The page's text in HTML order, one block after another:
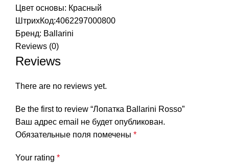
Цвет основы: Красный
ШтрихКод:4062297000800
Бренд: Ballarini
Reviews (0)
Reviews
There are no reviews yet.
Be the first to review “Лопатка Ballarini Rosso”
Ваш адрес email не будет опубликован.
Обязательные поля помечены *
Your rating *